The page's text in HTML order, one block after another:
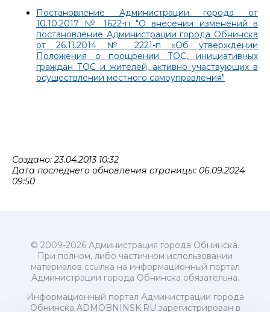
Постановление Администрации города от
10.10.2017 № 1622-п "О внесении изменений в
постановление Администрации города Обнинска
от 26.11.2014 № 2221-п «Об утверждении
Положения о поощрении ТОС, инициативных
граждан ТОС и жителей, активно участвующих в
осуществлении местного самоуправления"
Создано: 23.04.2013 10:32
Дата последнего обновления страницы: 06.09.2024
09:50
© 2009-2026 Администрация города Обнинска.
При полном, либо частичном использовании
материалов ссылка на информационный портал
Администрации города Обнинска обязательна.
Информационный портал Администрации города
Обнинска ADMOBNINSK.RU зарегистрирован в